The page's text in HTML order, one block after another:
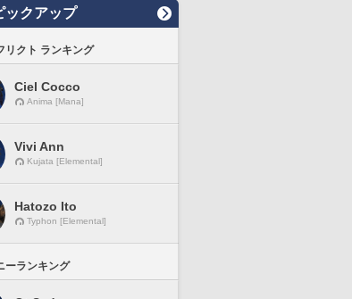
ックアップ
リクト ランキング
Ciel Cocco
Anima [Mana]
Vivi Ann
Kujata [Elemental]
Hatozo Ito
Typhon [Elemental]
ーランキング